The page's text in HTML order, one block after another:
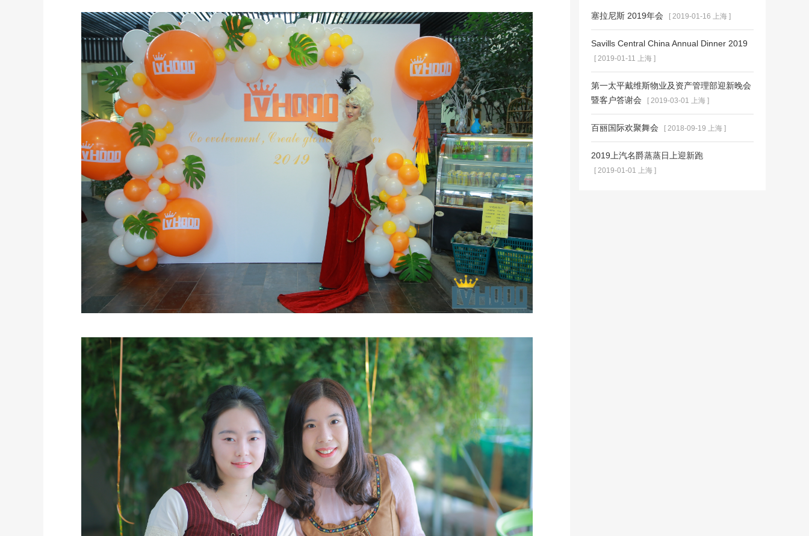
塞拉尼斯 2019年会 [ 2019-01-16 上海 ]
Savills Central China Annual Dinner 2019
[ 2019-01-11 上海 ]
第一太平戴维斯物业及资产管理部迎新晚会
暨客户答谢会
[ 2019-03-01 上海 ]
百丽国际欢聚舞会 [ 2018-09-19 上海 ]
2019上汽名爵蒸蒸日上迎新跑
[ 2019-01-01 上海 ]